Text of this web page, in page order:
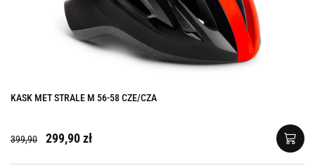
KASK MET STRALE M 56-58 CZE/CZA
399,90 299,90 zł